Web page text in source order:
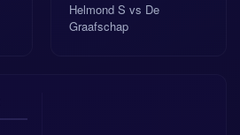
Helmond S vs De
Graafschap